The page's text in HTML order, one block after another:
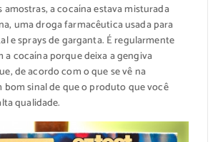
amostras, a cocaína estava misturada
uma droga farmacêutica usada para
e sprays de garganta. É regularmente
a cocaína porque deixa a gengiva
de acordo com o que se vê na
bom sinal de que o produto que você
qualidade.